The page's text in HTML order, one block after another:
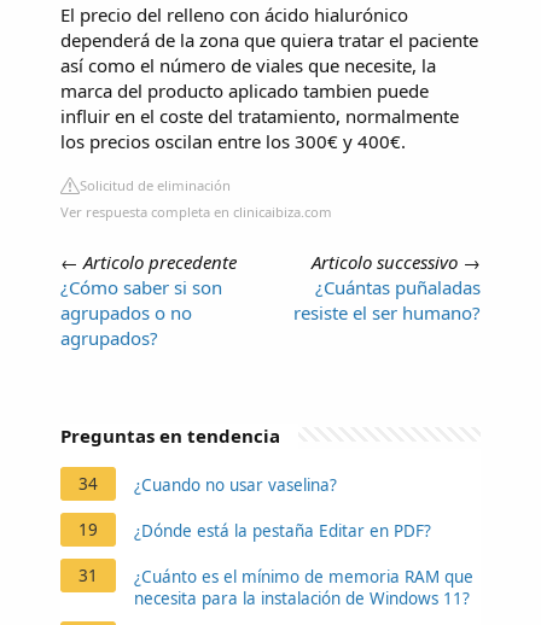
El precio del relleno con ácido hialurónico
dependerá de la zona que quiera tratar el paciente
así como el número de viales que necesite, la
marca del producto aplicado tambien puede
influir en el coste del tratamiento, normalmente
los precios oscilan entre los 300€ y 400€.
Solicitud de eliminación
Ver respuesta completa en clinicaibiza.com
← Articolo precedente
¿Cómo saber si son
agrupados o no
agrupados?
Articolo successivo →
¿Cuántas puñaladas
resiste el ser humano?
Preguntas en tendencia
34 ¿Cuando no usar vaselina?
19 ¿Dónde está la pestaña Editar en PDF?
31
¿Cuánto es el mínimo de memoria RAM que
necesita para la instalación de Windows 11?